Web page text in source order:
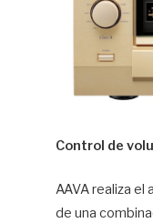
Control de
AAVA realiza
de una